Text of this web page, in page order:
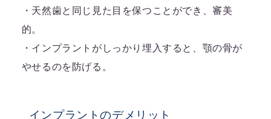
・天然歯と同じ見た目を保つことができ、審美
的。
・インプラントがしっかり埋入すると、顎の骨が
やせるのを防げる。
インプラントのデメリット